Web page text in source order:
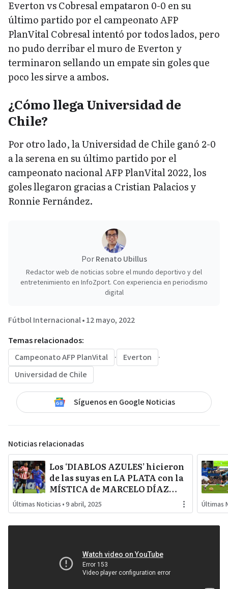
Everton vs Cobresal empataron 0-0 en su
último partido por el campeonato AFP
PlanVital Cobresal intentó por todos lados, pero
no pudo derribar el muro de Everton y
terminaron sellando un empate sin goles que
poco les sirve a ambos.
¿Cómo llega Universidad de
Chile?
Por otro lado, la Universidad de Chile ganó 2-0
a la serena en su último partido por el
campeonato nacional AFP PlanVital 2022, los
goles llegaron gracias a Cristian Palacios y
Ronnie Fernández.
PorRenato Ubillus
Redactor web de noticias sobre el mundo deportivo y del
entretenimiento en InfoZport. Con experiencia en periodismo
digital
Fútbol Internacional•12 mayo, 2022
Temas relacionados:
Campeonato AFP PlanVital
· Everton
·
Universidad de Chile
Síguenos en Google Noticias
Noticias relacionadas
Los ‘DIABLOS AZULES’ hicieron
de las suyas en LA PLATA con la
MÍSTICA de MARCELO DÍAZ
para GANARLE al
‘PINCHARRATA’
Últimas Noticias •9 abril, 2025 Últimas